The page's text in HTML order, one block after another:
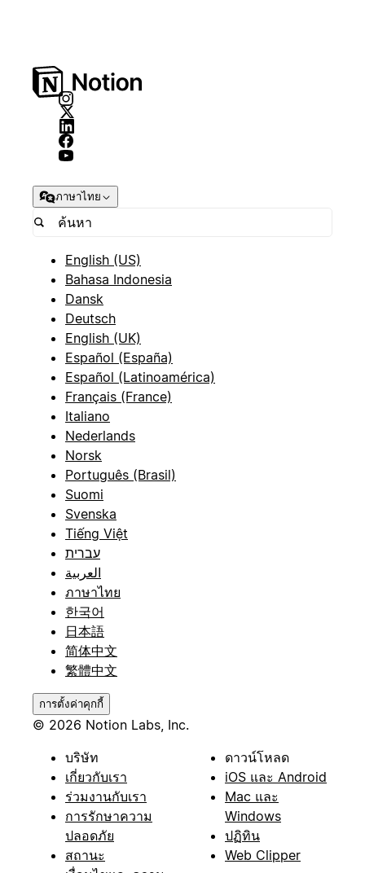
ภาษาไทย
English (US)
Bahasa Indonesia
Dansk
Deutsch
English (UK)
Español (España)
Español (Latinoamérica)
Français (France)
Italiano
Nederlands
Norsk
Português (Brasil)
Suomi
Svenska
Tiếng Việt
עברית
العربية
ภาษาไทย
한국어
日本語
简体中文
繁體中文
การตั้งค่าคุกกี้
© 2026 Notion Labs, Inc.
บริษัท
เกี่ยวกับเรา
ร่วมงานกับเรา
การรักษาความ
ปลอดภัย
สถานะ
ดาวน์โหลด
iOS และ Android
Mac และ
Windows
ปฏิทิน
Web Clipper